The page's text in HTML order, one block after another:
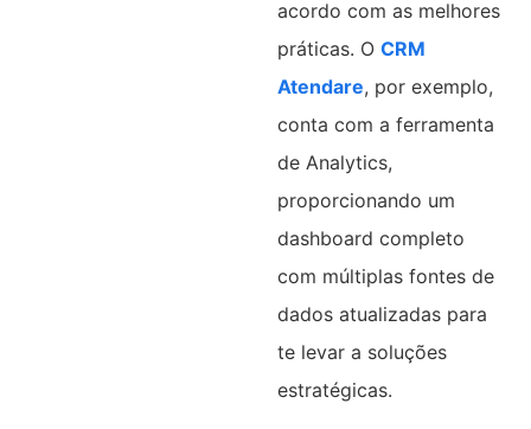
acordo com as melhores
práticas. O CRM
Atendare, por exemplo,
conta com a ferramenta
de Analytics,
proporcionando um
dashboard completo
com múltiplas fontes de
dados atualizadas para
te levar a soluções
estratégicas.